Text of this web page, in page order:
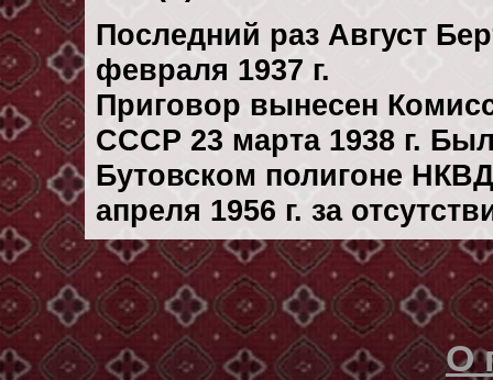
Последний раз Август
февраля 1937 г.
Приговор вынесен
СССР 23 марта 1938 г.
Бутовском полигоне
апреля 1956 г. за
О